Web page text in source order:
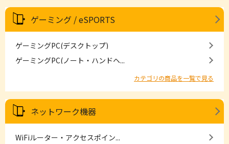
ゲーミング / eSPORTS
ゲーミングPC(デスクトップ)
ゲーミングPC(ノート・ハンドヘ...
カテゴリの商品を一覧で見る
ネットワーク機器
WiFiルーター・アクセスポイン...